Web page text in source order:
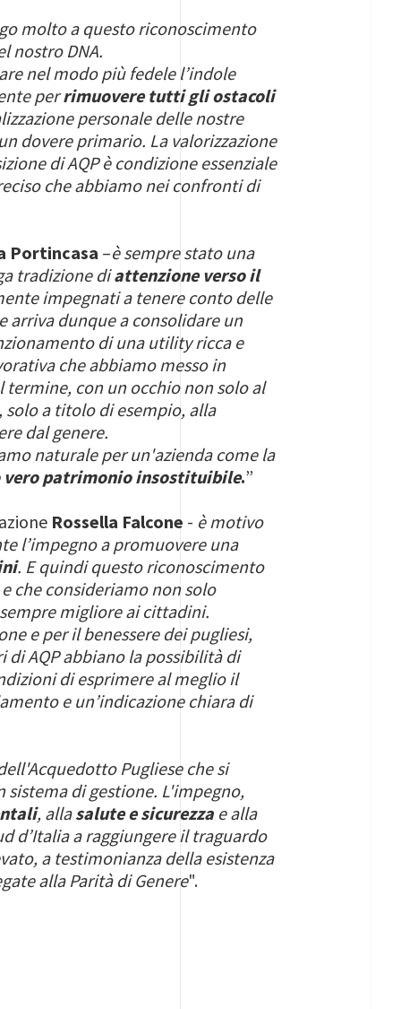
molto a questo riconoscimento
nostro DNA.
nel modo più fedele l’indole
perrimuovere tutti gli ostacoli
personale delle nostre
dovere primario. La valorizzazione
di AQP è condizione essenziale
che abbiamo nei confronti di
Portincasa –è sempre stato una
tradizione diattenzione verso il
impegnati a tenere conto delle
arriva dunque a consolidare un
di una utility ricca e
che abbiamo messo in
termine, con un occhio non solo al
solo a titolo di esempio, alla
dal genere.
naturale per un'azienda come la
patrimonio insostituibile.”
Rossella Falcone - è motivo
l’impegno a promuovere una
. E quindi questo riconoscimento
che consideriamo non solo
migliore ai cittadini.
e per il benessere dei pugliesi,
AQP abbiano la possibilità di
di esprimere al meglio il
e un’indicazione chiara di
Pugliese che si
di gestione. L'impegno,
, allasalute e sicurezza e alla
d’Italia a raggiungere il traguardo
a testimonianza della esistenza
alla Parità di Genere".